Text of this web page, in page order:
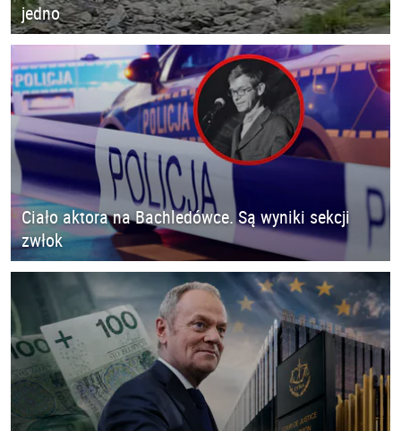
jedno
Ciało aktora na Bachledówce. Są wyniki sekcji
zwłok